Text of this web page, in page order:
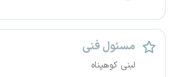
مسئول فنی
لبنی‌ کوهپناه